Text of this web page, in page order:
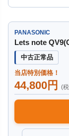
PANASONIC
Lets note
中古正常品
当店特別価格！
44,800円 (